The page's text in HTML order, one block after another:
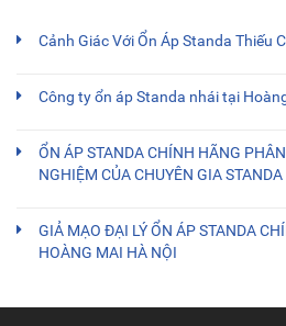
Cảnh Giác Với Ổn Áp Standa Thiếu
Công ty ổn áp Standa nhái tại
ỔN ÁP STANDA CHÍNH HÃNG
NGHIỆM CỦA CHUYÊN GIA STANDA
GIẢ MẠO ĐẠI LÝ ỔN ÁP STANDA
HOÀNG MAI HÀ NỘI